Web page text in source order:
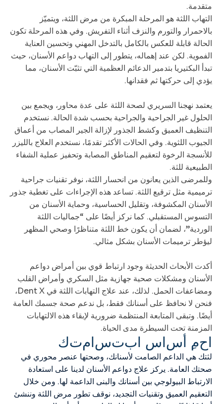
متقدمة.
التهاب اللثة هو المرحلة المبكرة من مرض اللثة، ويتميّز
بالاحمرار والتورم والنزف أثناء التفريش. وفي هذه المرحلة تكون
الحالة قابلة للعكس بالكامل بالتدخل المهني وتحسين العناية
الفموية. لكن عند إهماله، يتطور إلى التهاب دواعم الأسنان، حيث
تبدأ البكتيريا بتدمير الدعائم العظمية التي تثبّت الأسنان، مما
يؤدي إلى حركتها ثم فقدانها.
يعتمد نهجنا السريري لصحة اللثة على عدة محاور، ويجمع بين
الحلول غير الجراحية والجراحية بحسب شدة الحالة. نستخدم
التنظيف العميق وكشط الجذور لإزالة الجير المصاب من أعماق
الجيوب اللثوية. وفي الحالات الأكثر تقدمًا، نستخدم العلاج بالليزر
للأنسجة الرخوة لتعقيم المناطق المصابة وتحفيز عملية الشفاء
الطبيعية للثة.
وللمرضى الذين يعانون من انحسار اللثة، نوفر تقنيات جراحية
ترميمية مثل ترقيع اللثة. تساعد هذه الإجراءات على تغطية جذور
الأسنان المكشوفة، وتقليل الحساسية، وحماية الأسنان من
التسوس المستقبلي. كما نركز أيضًا على “جماليات اللثة
الوردية”، لضمان أن يكون خط اللثة متناظرًا وصحي المظهر
ليؤطر ترميمات الأسنان بشكل مثالي.
أكدت الأبحاث الحديثة وجود ارتباط قوي بين أمراض دواعم
الأسنان ومشكلات صحية جهازية مثل السكري وأمراض القلب
ومضاعفات الحمل. لذلك، عند علاج التهابات اللثة في Dent X،
فنحن لا نحافظ على أسنانك فقط، بل ندعم صحة جسمك العامة
أيضًا. وتبقى المتابعة المنتظمة ضرورية لإبقاء هذه الالتهابات
المزمنة تحت السيطرة مدى الحياة.
احم أساس ابتسامتك
لثتك هي الداعم الصامت لأسنانك، وصحتها عنصر محوري في
صحتك العامة. يركز علاج دواعم الأسنان لدينا على استعادة
الارتباط البيولوجي بين أسنانك والبنى الداعمة لها. ومن خلال
التعقيم العميق وتقنيات التجديد، نوقف تطور مرض اللثة وننشئ